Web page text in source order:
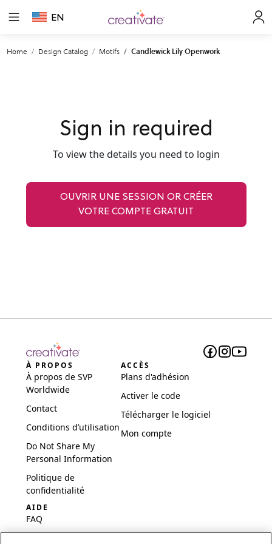
EN
Home Design Catalog Motifs Candlewick Lily Openwork
Sign in required
To view the details you need to login
OUVRIR UNE SESSION OR CRÉER
VOTRE COMPTE GRATUIT
À PROPOS
À propos de SVP
Worldwide
Contact
Conditions d’utilisation
Do Not Share My
Personal Information
Politique de
confidentialité
ACCÈS
Plans d'adhésion
Activer le code
Télécharger le logiciel
Mon compte
AIDE
FAQ